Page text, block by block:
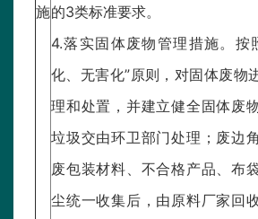
施的3类标准要求。
4.落实固体废物管理措施。按
化、无害化”原则，对固体废物
理和处置，并建立健全固体废
垃圾交由环卫部门处理；废边
废包装材料、不合格产品、布
尘统一收集后，由原料厂家回